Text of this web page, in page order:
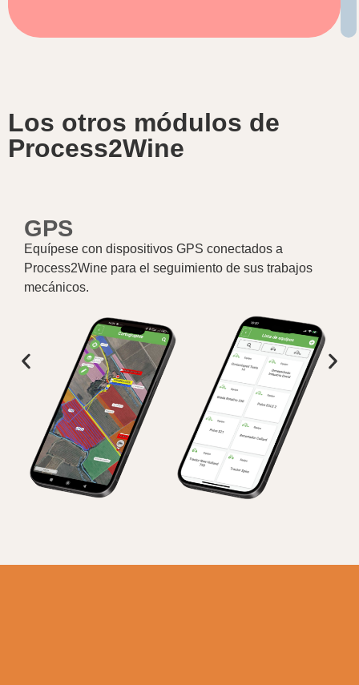
Los otros módulos de
Process2Wine
GPS
Equípese con dispositivos GPS conectados a
Process2Wine para el seguimiento de sus trabajos
mecánicos.